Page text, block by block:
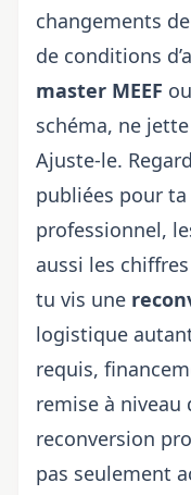
changements
de conditions
master MEEF
schéma, ne
Ajuste-le.
publiées pour ta
professionnel,
aussi les chiffres
tu vis une
logistique
requis,
remise à niveau
reconversion
pas seulement